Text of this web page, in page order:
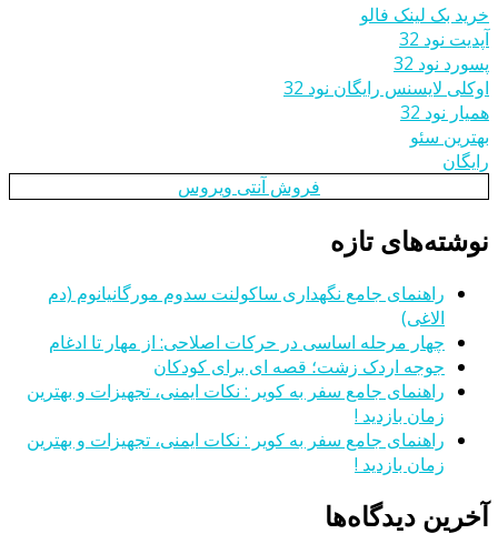
خرید بک لینک فالو
آپدیت نود 32
پسورد نود 32
اوکلی لایسنس رایگان نود 32
همیار نود 32
بهترین سئو
رایگان
فروش آنتی ویروس
نوشته‌های تازه
راهنمای جامع نگهداری ساکولنت سدوم مورگانیانوم (دم
الاغی)
چهار مرحله اساسی در حرکات اصلاحی: از مهار تا ادغام
جوجه اردک زشت؛ قصه ای برای کودکان
راهنمای جامع سفر به کویر : نکات ایمنی، تجهیزات و بهترین
زمان بازدید !
راهنمای جامع سفر به کویر : نکات ایمنی، تجهیزات و بهترین
زمان بازدید !
آخرین دیدگاه‌ها